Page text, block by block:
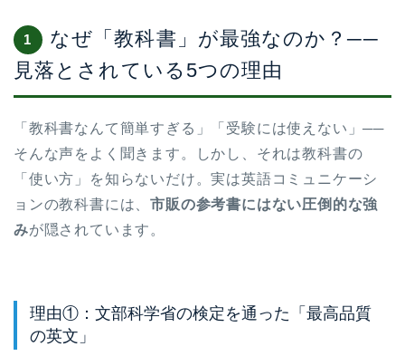
1
なぜ「教科書」が最強なのか？──
見落とされている5つの理由
「教科書なんて簡単すぎる」「受験には使えない」──
そんな声をよく聞きます。しかし、それは教科書の
「使い方」を知らないだけ。実は英語コミュニケーシ
ョンの教科書には、市販の参考書にはない圧倒的な強
みが隠されています。
理由①：文部科学省の検定を通った「最高品質
の英文」